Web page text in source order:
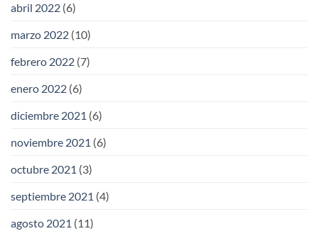
abril 2022 (6)
marzo 2022 (10)
febrero 2022 (7)
enero 2022 (6)
diciembre 2021 (6)
noviembre 2021 (6)
octubre 2021 (3)
septiembre 2021 (4)
agosto 2021 (11)